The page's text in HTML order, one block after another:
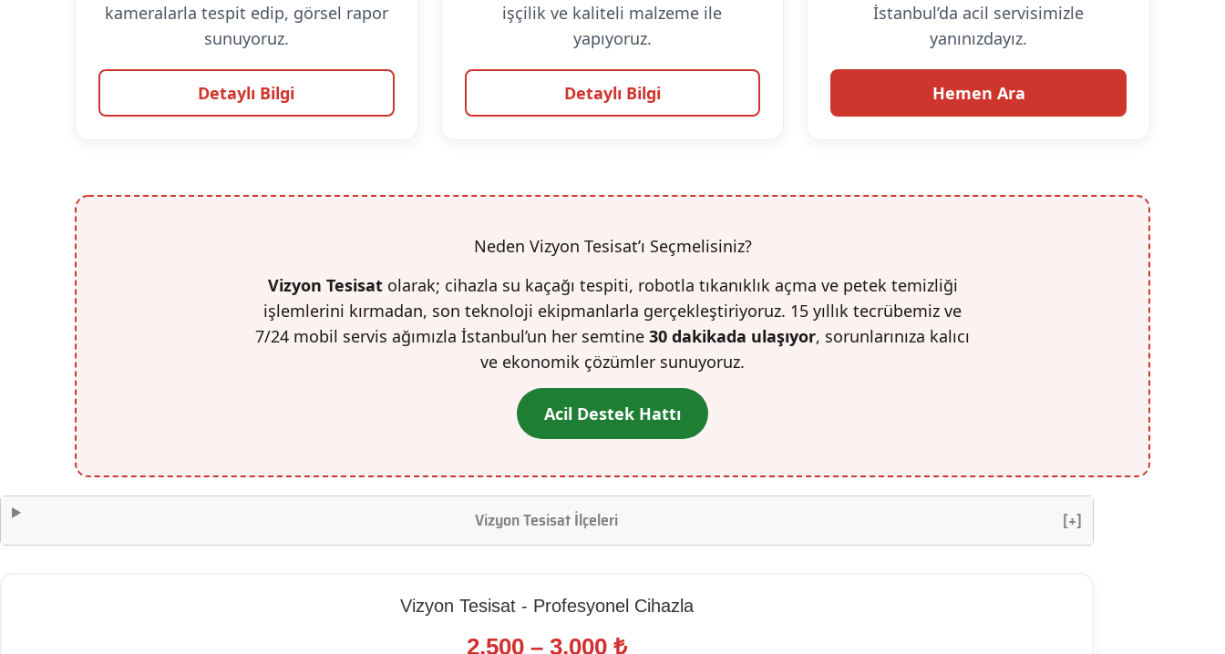
kameralarla tespit edip, görsel rapor
sunuyoruz.
Detaylı Bilgi
işçilik ve kaliteli malzeme ile
yapıyoruz.
Detaylı Bilgi
İstanbul’da acil servisimizle
yanınızdayız.
Hemen Ara
Neden Vizyon Tesisat’ı Seçmelisiniz?
Vizyon Tesisatolarak; cihazla su kaçağı tespiti, robotla tıkanıklık açma ve petek temizliği
işlemlerini kırmadan, son teknoloji ekipmanlarla gerçekleştiriyoruz. 15 yıllık tecrübemiz ve
7/24 mobil servis ağımızla İstanbul’un her semtine 30 dakikada ulaşıyor, sorunlarınıza kalıcı
ve ekonomik çözümler sunuyoruz.
Acil Destek Hattı
Vizyon Tesisat İlçeleri [+]
Vizyon Tesisat - Profesyonel Cihazla
2.500 – 3.000 ₺